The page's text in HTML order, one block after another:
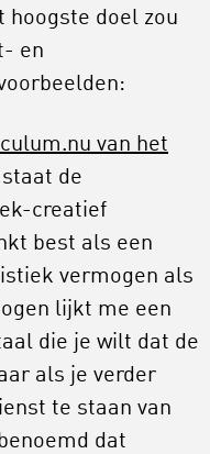
doel zou
en
van het
staat de
creatief
best als een
vermogen als
lijkt me een
die je wilt dat de
als je verder
te staan van
dat